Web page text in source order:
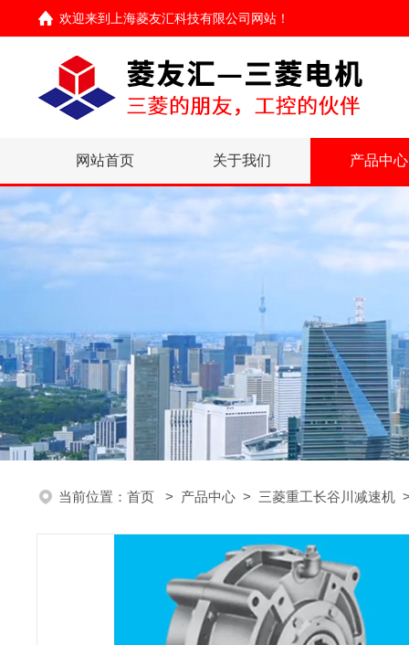
欢迎来到 上海菱友汇科技有限公司网站 ！
网站首页 关于我们 产品中心
当前位置： 首页 > 产品中心 > 三菱重工长谷川减速机